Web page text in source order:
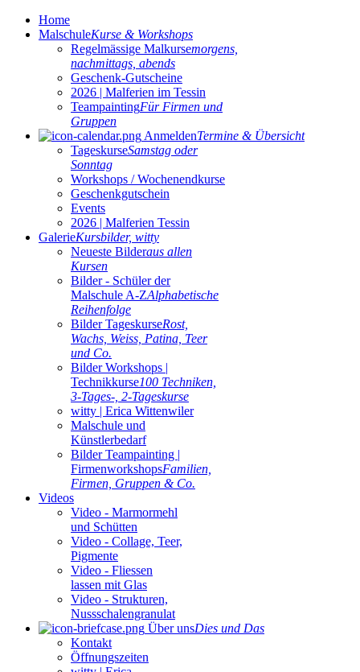
Home
MalschuleKurse & Workshops
Regelmässige Malkursemorgens,
nachmittags, abends
Geschenk-Gutscheine
2026 | Malferien im Tessin
TeampaintingFür Firmen und
Gruppen
AnmeldenTermine & Übersicht
TageskurseSamstag oder
Sonntag
Workshops / Wochenendkurse
Geschenkgutschein
Events
2026 | Malferien Tessin
GalerieKursbilder, witty
Neueste Bilderaus allen
Kursen
Bilder - Schüler der
Malschule A-ZAlphabetische
Reihenfolge
Bilder TageskurseRost,
Wachs, Weiss, Patina, Teer
und Co.
Bilder Workshops |
Technikkurse100 Techniken,
3-Tages-, 2-Tageskurse
witty | Erica Wittenwiler
Malschule und
Künstlerbedarf
Bilder Teampainting |
FirmenworkshopsFamilien,
Firmen, Gruppen & Co.
Videos
Video - Marmormehl
und Schütten
Video - Collage, Teer,
Pigmente
Video - Fliessen
lassen mit Glas
Video - Strukturen,
Nussschalengranulat
Über unsDies und Das
Kontakt
Öffnungszeiten